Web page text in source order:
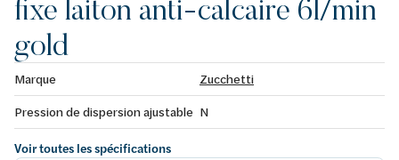
fixe laiton anti-calcaire 6l/min
gold
Marque
Zucchetti
Pression de dispersion ajustable N
Voir toutes les spécifications